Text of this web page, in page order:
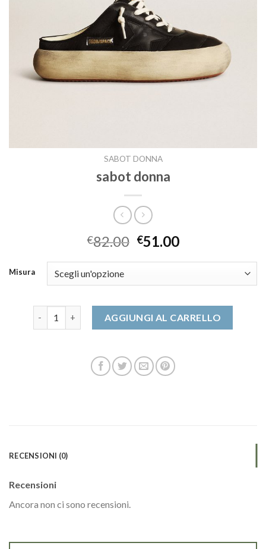
SABOT DONNA
sabot donna
€82.00 €51.00
Misura
AGGIUNGI AL CARRELLO
RECENSIONI (0)
Recensioni
Ancora non ci sono recensioni.